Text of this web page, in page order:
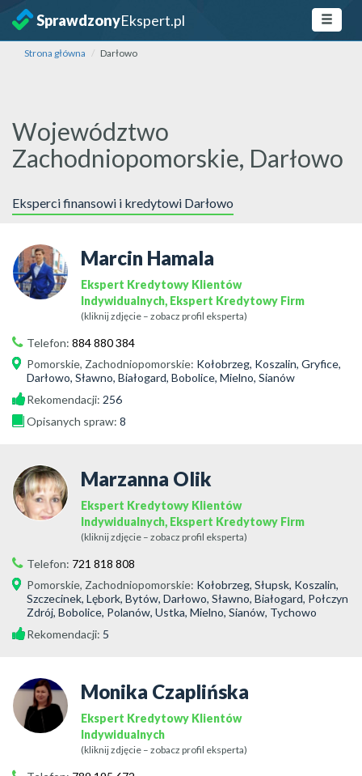
SprawdzonyEkspert.pl
Strona główna Darłowo
Województwo
Zachodniopomorskie, Darłowo
Eksperci finansowi i kredytowi Darłowo
Marcin Hamala
Ekspert Kredytowy Klientów
Indywidualnych, Ekspert Kredytowy Firm
(kliknij zdjęcie – zobacz profil eksperta)
Telefon: 884 880 384
Pomorskie, Zachodniopomorskie: Kołobrzeg, Koszalin, Gryfice,
Darłowo, Sławno, Białogard, Bobolice, Mielno, Sianów
Rekomendacji: 256
Opisanych spraw: 8
Marzanna Olik
Ekspert Kredytowy Klientów
Indywidualnych, Ekspert Kredytowy Firm
(kliknij zdjęcie – zobacz profil eksperta)
Telefon: 721 818 808
Pomorskie, Zachodniopomorskie: Kołobrzeg, Słupsk, Koszalin,
Szczecinek, Lębork, Bytów, Darłowo, Sławno, Białogard, Połczyn
Zdrój, Bobolice, Polanów, Ustka, Mielno, Sianów, Tychowo
Rekomendacji: 5
Monika Czaplińska
Ekspert Kredytowy Klientów
Indywidualnych
(kliknij zdjęcie – zobacz profil eksperta)